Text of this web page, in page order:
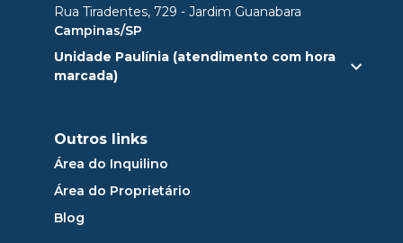
Rua Tiradentes, 729 - Jardim Guanabara
Campinas/SP
Unidade Paulínia (atendimento com hora
marcada)
Outros links
Área do Inquilino
Área do Proprietário
Blog